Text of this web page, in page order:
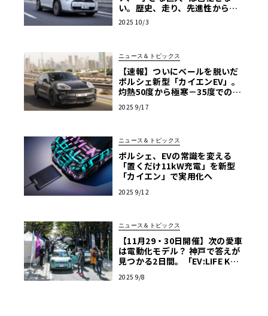
い。歴史、走り、先進性から解
剖【PR】
2025 10/3
ニュース＆トピックス
【速報】ついにベールを脱いだ
ポルシェ新型「カイエンEV」。
灼熱50度から極寒－35度での過
2025 9/17
ニュース＆トピックス
ポルシェ、EVの常識を変える
「置くだけ11kW充電」を新型
「カイエン」で実用化へ
2025 9/12
ニュース＆トピックス
【11月29・30日開催】次の愛車
は電動化モデル？ 神戸で答えが
見つかる2日間。「EV:LIFE KOB
験
2025 9/8